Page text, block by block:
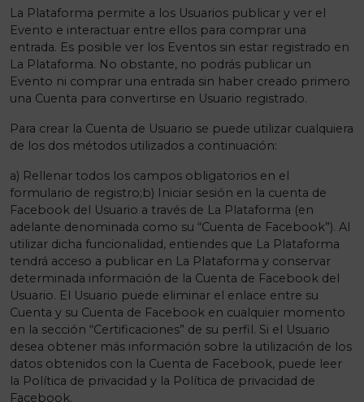
La Plataforma permite a los Usuarios publicar y ver el
Evento e interactuar entre ellos para comprar una
entrada. Es posible ver los Eventos sin estar registrado en
La Plataforma. No obstante, no podrás publicar un
Evento ni comprar una entrada sin haber creado primero
una Cuenta para convertirse en Usuario registrado.
Para crear la Cuenta de Usuario se puede utilizar cualquiera
de los dos métodos utilizados a continuación:
a) Rellenar todos los campos obligatorios en el
formulario de registro;b) Iniciar sesión en la cuenta de
Facebook del Usuario a través de La Plataforma (en
adelante denominada como su “Cuenta de Facebook”). Al
utilizar dicha funcionalidad, entiendes que La Plataforma
tendrá acceso a publicar en La Plataforma y conservar
determinada información de la Cuenta de Facebook del
Usuario. El Usuario puede eliminar el enlace entre su
Cuenta y su Cuenta de Facebook en cualquier momento
en la sección “Certificaciones” de su perfil. Si el Usuario
desea obtener más información sobre la utilización de los
datos obtenidos con la Cuenta de Facebook, puede leer
la Política de privacidad y la Política de privacidad de
Facebook.